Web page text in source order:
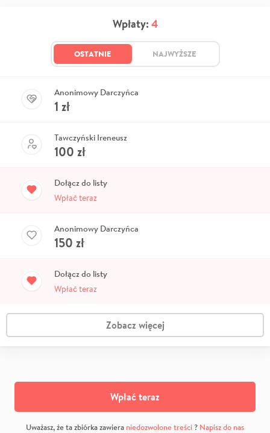
Wpłaty: 4
OSTATNIE NAJWYŻSZE
Anonimowy Darczyńca
1 zł
Tawczyński Ireneusz
100 zł
Dołącz do listy
Wpłać teraz
Anonimowy Darczyńca
150 zł
Dołącz do listy
Wpłać teraz
Zobacz więcej
Wpłać teraz
Uważasz, że ta zbiórka zawiera niedozwolone treści? Napisz do nas